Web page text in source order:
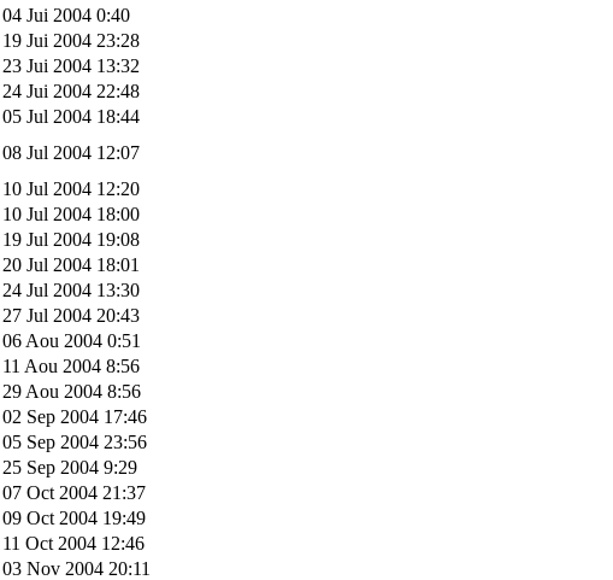
04 Jui 2004 0:40
19 Jui 2004 23:28
23 Jui 2004 13:32
24 Jui 2004 22:48
05 Jul 2004 18:44
08 Jul 2004 12:07
10 Jul 2004 12:20
10 Jul 2004 18:00
19 Jul 2004 19:08
20 Jul 2004 18:01
24 Jul 2004 13:30
27 Jul 2004 20:43
06 Aou 2004 0:51
11 Aou 2004 8:56
29 Aou 2004 8:56
02 Sep 2004 17:46
05 Sep 2004 23:56
25 Sep 2004 9:29
07 Oct 2004 21:37
09 Oct 2004 19:49
11 Oct 2004 12:46
03 Nov 2004 20:11